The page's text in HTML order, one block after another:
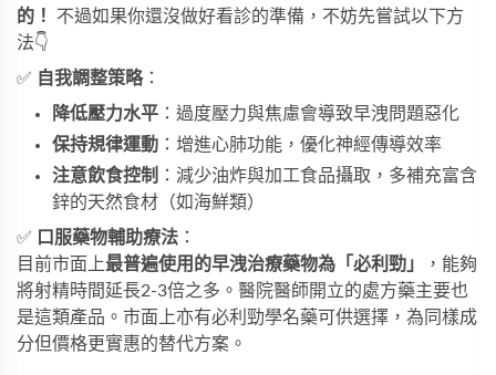
的！
不過如果你還沒做好看診的準備，不妨先嘗試以下方
法👇
✅ 自我調整策略：
降低壓力水平 ：過度壓力與焦慮會導致早洩問題惡化
保持規律運動 ：增進心肺功能，優化神經傳導效率
注意飲食控制
：減少油炸與加工食品攝取，多補充富含
鋅的天然食材（如海鮮類）
✅ 口服藥物輔助療法 ：
目前市面上最普遍使用的早洩治療藥物為「必利勁」
，能夠
將射精時間延長2-3倍之多。醫院醫師開立的處方藥主要也
是這類產品。市面上亦有必利勁學名藥可供選擇，為同樣成
分但價格更實惠的替代方案。